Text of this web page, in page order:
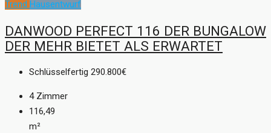
Trend Hausentwurf
DANWOOD PERFECT 116 DER BUNGALOW
DER MEHR BIETET ALS ERWARTET
Schlüsselfertig 290.800€
4 Zimmer
116,49
m²